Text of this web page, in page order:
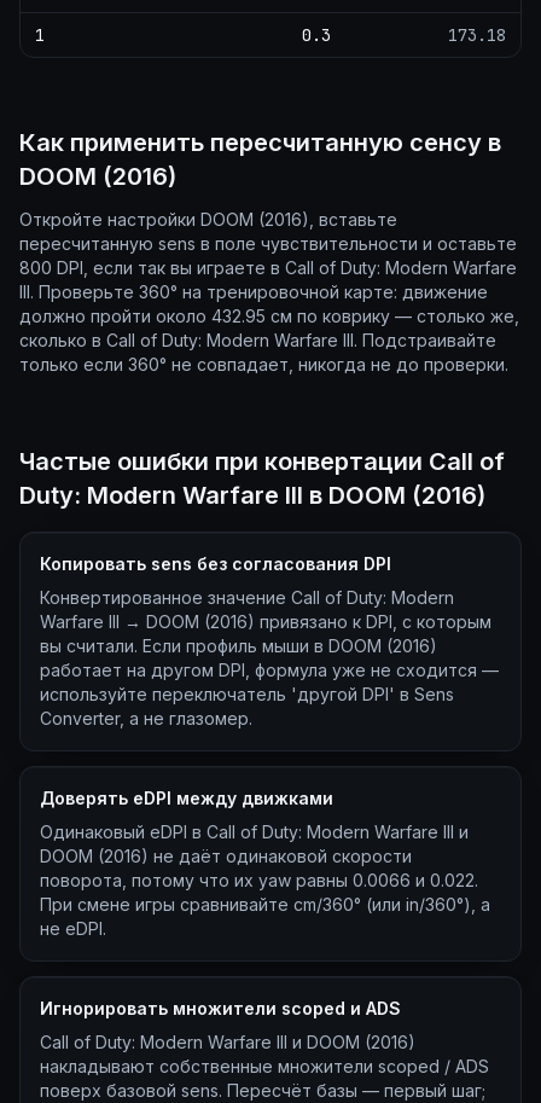
1 0.3 173.18
Как применить пересчитанную сенсу в
DOOM (2016)
Откройте настройки DOOM (2016), вставьте
пересчитанную sens в поле чувствительности и оставьте
800 DPI, если так вы играете в Call of Duty: Modern Warfare
III. Проверьте 360° на тренировочной карте: движение
должно пройти около 432.95 см по коврику — столько же,
сколько в Call of Duty: Modern Warfare III. Подстраивайте
только если 360° не совпадает, никогда не до проверки.
Частые ошибки при конвертации Call of
Duty: Modern Warfare III в DOOM (2016)
Копировать sens без согласования DPI
Конвертированное значение Call of Duty: Modern
Warfare III → DOOM (2016) привязано к DPI, с которым
вы считали. Если профиль мыши в DOOM (2016)
работает на другом DPI, формула уже не сходится —
используйте переключатель 'другой DPI' в Sens
Converter, а не глазомер.
Доверять eDPI между движками
Одинаковый eDPI в Call of Duty: Modern Warfare III и
DOOM (2016) не даёт одинаковой скорости
поворота, потому что их yaw равны 0.0066 и 0.022.
При смене игры сравнивайте cm/360° (или in/360°), а
не eDPI.
Игнорировать множители scoped и ADS
Call of Duty: Modern Warfare III и DOOM (2016)
накладывают собственные множители scoped / ADS
поверх базовой sens. Пересчёт базы — первый шаг;